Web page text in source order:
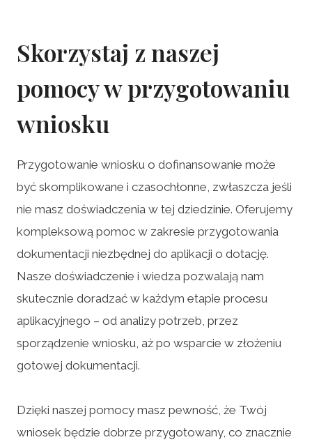
Skorzystaj z naszej
pomocy w przygotowaniu
wniosku
Przygotowanie wniosku o dofinansowanie może
być skomplikowane i czasochłonne, zwłaszcza jeśli
nie masz doświadczenia w tej dziedzinie. Oferujemy
kompleksową pomoc w zakresie przygotowania
dokumentacji niezbędnej do aplikacji o dotację.
Nasze doświadczenie i wiedza pozwalają nam
skutecznie doradzać w każdym etapie procesu
aplikacyjnego – od analizy potrzeb, przez
sporządzenie wniosku, aż po wsparcie w złożeniu
gotowej dokumentacji.
Dzięki naszej pomocy masz pewność, że Twój
wniosek będzie dobrze przygotowany, co znacznie